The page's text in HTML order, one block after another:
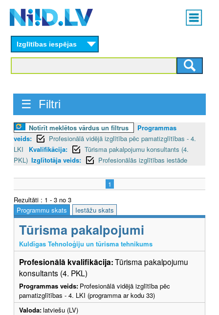
content
Main
menu
Izglītības iespējas
☰ Filtri
Notīrīt meklētos vārdus un filtrus
Programmas
veids:
Profesionālā vidējā izglītība pēc pamatizglītības - 4.
LKI
Kvalifikācija:
Tūrisma pakalpojumu konsultants (4.
PKL) Izglītotāja veids: Profesionālās izglītības iestāde
1
Rezultāti : 1 - 3 no 3
Programmu skats
Iestāžu skats
Tūrisma pakalpojumi
Kuldīgas Tehnoloģiju un tūrisma tehnikums
Profesionālā kvalifikācija:Tūrisma pakalpojumu
konsultants (4. PKL)
Programmas veids: Profesionālā vidējā izglītība pēc
pamatizglītības - 4. LKI (programma ar kodu 33)
Valoda:latviešu (LV)